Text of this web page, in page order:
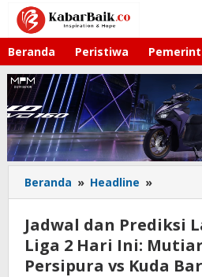
Lewati
konten
Beranda Peristiwa
Beranda » Headline »
dan
Prediksi
Laga
Play-
off
Jadwal dan Prediksi
Liga 2 Hari Ini:
Persipura vs Kuda